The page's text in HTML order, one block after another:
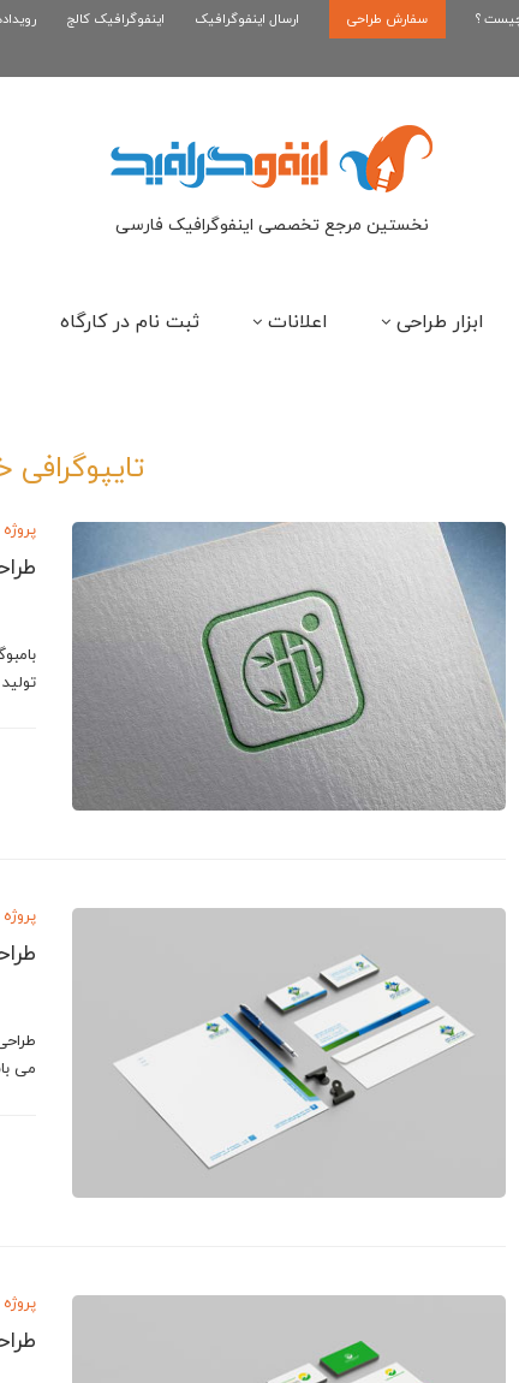
اینفوگرافیک رپر های فارسی نسل... چیست ؟ سفارش طراحی ارسال اینفوگرافیک اینفوگرافیک کالج
نخستین مرجع تخصصی اینفوگرافیک فارسی
ابزار طراحی اعلانات ثبت نام در کارگاه
تایپوگرافی
می